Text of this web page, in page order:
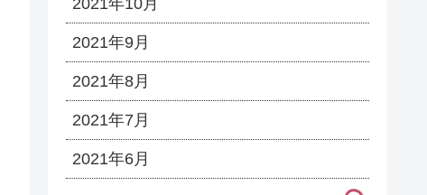
2021年10月
2021年9月
2021年8月
2021年7月
2021年6月